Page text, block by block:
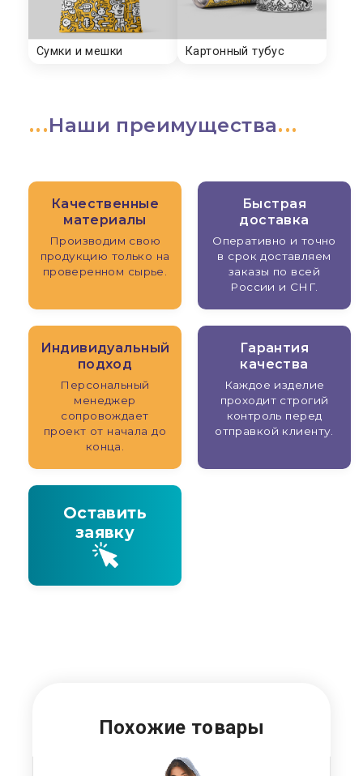
Наши преимущества
Качественные
материалы
Производим свою
продукцию только на
проверенном сырье.
Быстрая
доставка
Оперативно и точно
в срок доставляем
заказы по всей
России и СНГ.
Индивидуальный
подход
Персональный
менеджер
сопровождает
проект от начала до
конца.
Гарантия
качества
Каждое изделие
проходит строгий
контроль перед
отправкой клиенту.
Оставить
заявку
Похожие товары